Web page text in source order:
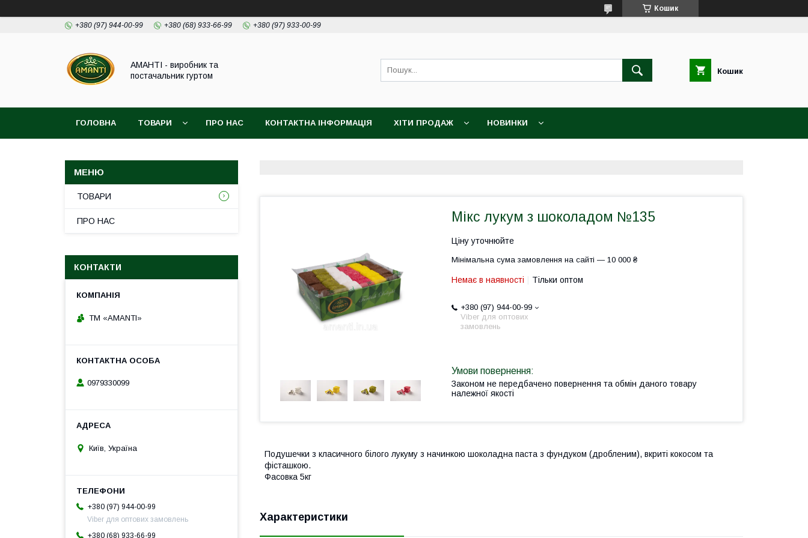
Кошик
+380 (97) 944-00-99 +380 (68) 933-66-99 +380 (97) 933-00-99
АМАНТІ - виробник та
постачальник гуртом
Кошик
ГОЛОВНА ТОВАРИ ПРО НАС КОНТАКТНА ІНФОРМАЦІЯ ХІТИ ПРОДАЖ НОВИНКИ
Мікс лукум з шоколадом №135
Ціну уточнюйте
Мінімальна сума замовлення на сайті — 10 000 ₴
Немає в наявності Тільки оптом
+380 (97) 944-00-99
Viber для оптових
замовлень
Законом не передбачено повернення та обмін даного товару
належної якості
Подушечки з класичного білого лукуму з начинкою шоколадна паста з фундуком (дробленим), вкриті кокосом та
фісташкою.
Фасовка 5кг
Характеристики
ТОВАРИ
ПРО НАС
КОНТАКТИ
TM «AMANTI»
0979330099
Київ, Україна
+380 (97) 944-00-99
Viber для оптових замовлень
+380 (68) 933-66-99